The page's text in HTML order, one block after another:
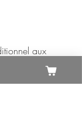
aux
de l'ail et